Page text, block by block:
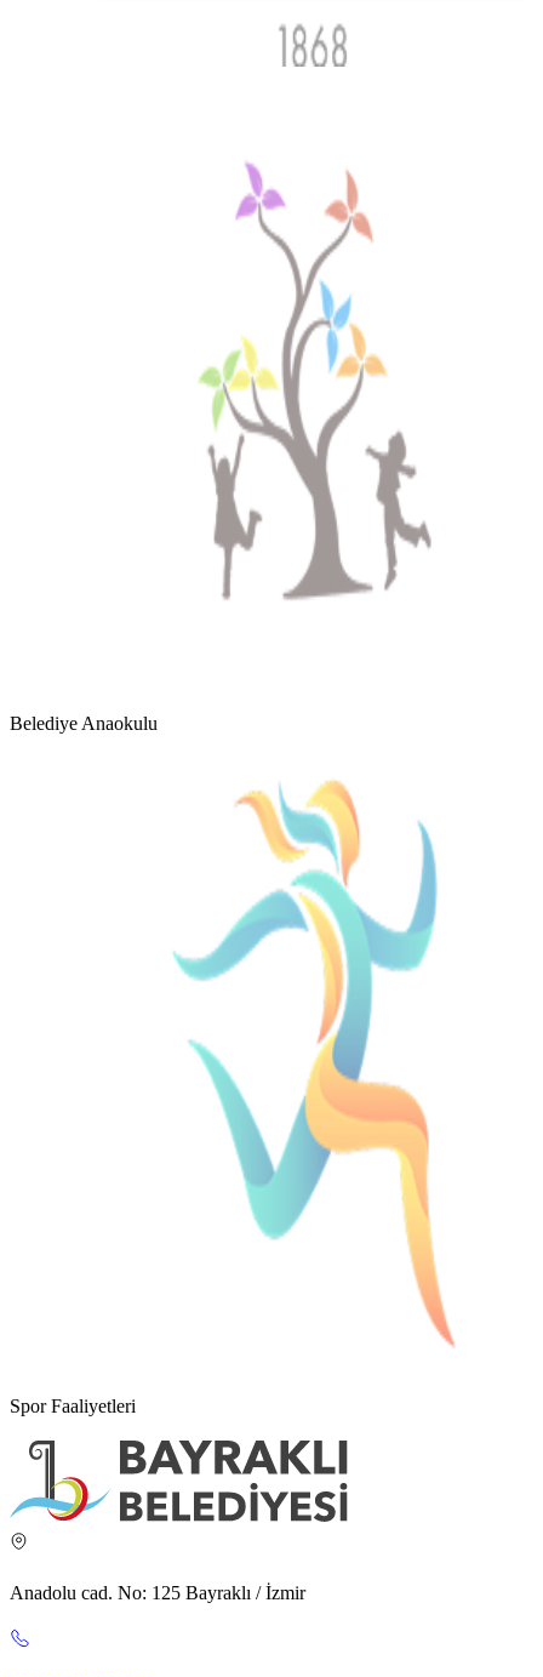
Belediye Anaokulu
Spor Faaliyetleri
Anadolu cad. No: 125 Bayraklı / İzmir